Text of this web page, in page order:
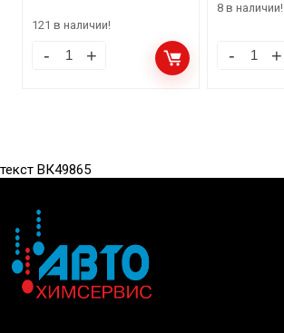
121 в наличии!
8 в наличии!
текст ВК49865